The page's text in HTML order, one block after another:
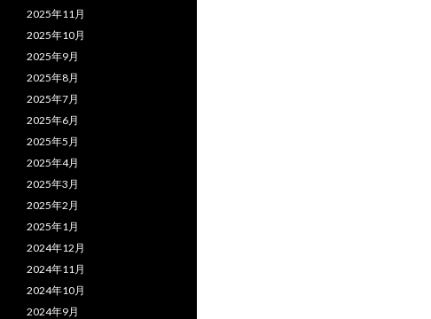
2025年11月
2025年10月
2025年9月
2025年8月
2025年7月
2025年6月
2025年5月
2025年4月
2025年3月
2025年2月
2025年1月
2024年12月
2024年11月
2024年10月
2024年9月